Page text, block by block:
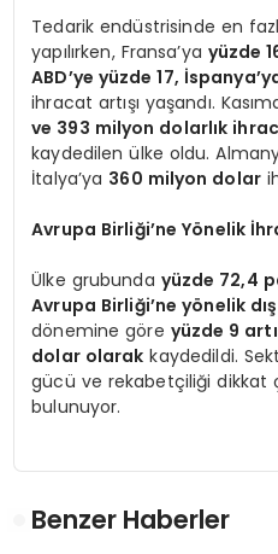
Tedarik endüstrisinde en
yapılırken, Fransa’ya yüzde
ABD’ye yüzde 17,
ihracat artışı yaşandı.
ve 393 milyon dolarlık
kaydedilen ülke oldu.
İtalya’ya 360 milyon dolar
Avrupa Birliği’ne Yönelik
Ülke grubunda yüzde 72,4
Avrupa Birliği’ne yönelik
dönemine göre yüzde 9
dolar olarak kaydedildi.
gücü ve rekabetçiliği dikkat
bulunuyor.
Benzer Haberler